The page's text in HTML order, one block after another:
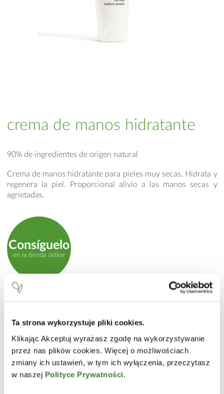
Ta strona wykorzystuje pliki cookies.
Klikając Akceptuj wyrażasz zgodę na wykorzystywanie
przez nas plików cookies. Więcej o możliwościach
zmiany ich ustawień, w tym ich wyłączenia, przeczytasz
w naszej Polityce Prywatności.
crema de manos hidratante
90% de ingredientes de origen natural
Crema de manos hidratante para pieles muy secas. Hidrata y
regenera la piel. Proporcional alivio a las manos secas y
agrietadas.
Consíguelo
en la tienda online
diario.
INCI
Aqua (Water), Urea, Ethylhexyl Stearate, Glyceryl Stearate,
PEG-100 Stearate, Stearyl Alcohol, Hexyl Laurate, Sodium